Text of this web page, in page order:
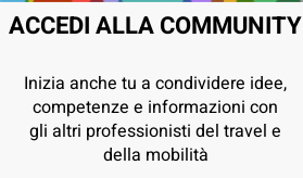
ACCEDI ALLA COMMUNITY
Inizia anche tu a condividere idee,
competenze e informazioni con
gli altri professionisti del travel e
della mobilità